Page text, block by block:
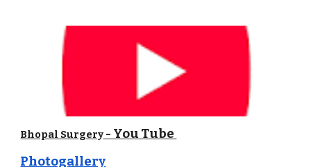
Bhopal Surgery - You Tube
Photogallery